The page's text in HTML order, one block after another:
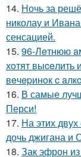
14. Ночь за
николау и
сенсацией.
15. 96-Лeтнюю
хoтят выceлить
вeчepинoк c
16. В самые
Перси!
17. На этих
дочь джигана и
18. Зак эфрон